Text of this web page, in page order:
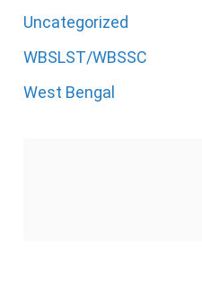
Uncategorized
WBSLST/WBSSC
West Bengal